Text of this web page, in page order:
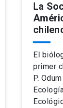
La
El
primer
P.